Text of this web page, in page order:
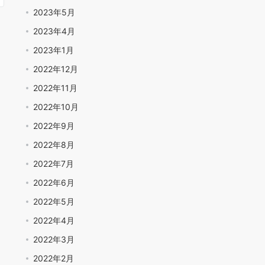
2023年5月
2023年4月
2023年1月
2022年12月
2022年11月
2022年10月
2022年9月
2022年8月
2022年7月
2022年6月
2022年5月
2022年4月
2022年3月
2022年2月